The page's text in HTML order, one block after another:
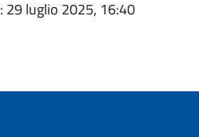
: 29 luglio 2025, 16:40